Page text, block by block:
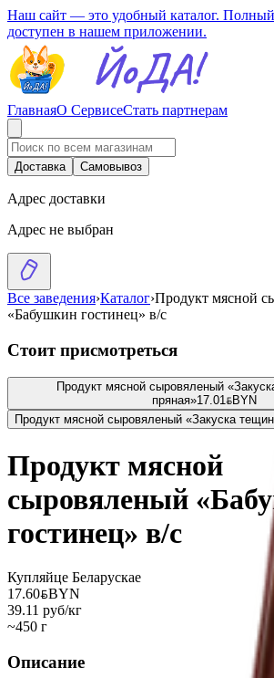
Наш сайт — это удобный каталог. Полный
доступен в нашем приложении.
ГлавнаяО СервисеСтать партнерам
Доставка Самовывоз
Адрес доставки
Адрес не выбран
Все заведения›Каталог›Продукт мясной
«Бабушкин гостинец» в/с
Стоит присмотреться
Продукт мясной сыровяленый
пряная»17.01BYNBYN
Продукт мясной сыровяленый «Закуска
Продукт мясной
сыровяленый
гостинец» в/с
Купляйце Беларускае
17.60BYNBYN
39.11 руб/кг
~450 г
Описание